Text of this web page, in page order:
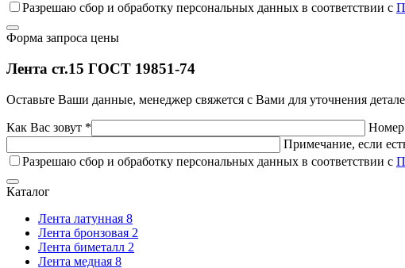
Разрешаю сбор и обработку персональных данных в соответствии с
Форма запроса цены
Лента ст.15 ГОСТ 19851-74
Оставьте Ваши данные, менеджер свяжется с Вами для уточнения
Как Вас зовут * Номер
Примечание, если
Разрешаю сбор и обработку персональных данных в соответствии с
Каталог
Лента латунная 8
Лента бронзовая 2
Лента биметалл 2
Лента медная 8